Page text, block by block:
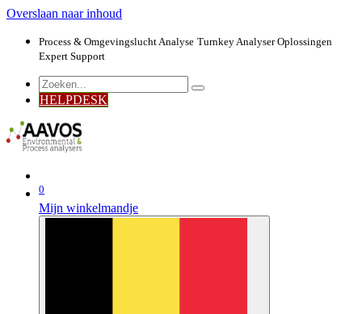
Overslaan naar inhoud
Process & Omgevingslucht Analyse Turnkey Analyser Oplossingen
Expert Support
HELPDESK
0
Mijn winkelmandje